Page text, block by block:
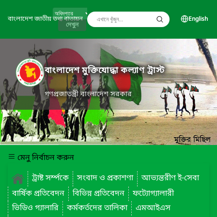
বাংলাদেশ জাতীয় তথ্য বাতায়ন
দেখুন
English
বাংলাদেশ মুক্তিযোদ্ধা কল্যাণ ট্রাস্ট
গণপ্রজাতন্ত্রী বাংলাদেশ সরকার
মেনু নির্বাচন করুন
ট্রাষ্ট সর্ম্পকে
সংবাদ ও প্রকাশণা
আভ্যন্তরীণ ই-সেবা
বার্ষিক প্রতিবেদন
বিভিন্ন প্রতিবেদন
ফট্যোগ্যালারী
ভিডিও গ্যালারি
কর্মকর্তদের তালিকা
এমআইএস